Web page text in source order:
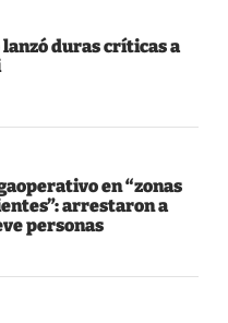
duras críticas a
en “zonas
arrestaron a
personas